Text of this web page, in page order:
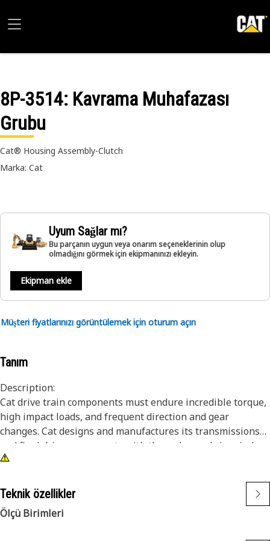
8P-3514: Kavrama Muhafazası
Grubu
Cat® Housing Assembly-Clutch
Marka: Cat
Uyum Sağlar mı?
Bu parçanın uygun veya onarım seçeneklerinin olup
olmadığını görmek için ekipmanınızı ekleyin.
Ekipman ekle
Müşteri fiyatlarınızı görüntülemek için oturum açın
Tanım
Description:
Cat drive train components must endure incredible torque,
high impact loads, and frequent direction and gear
changes. Cat designs and manufactures its transmissions
and final drive components with these demands in mind.
The result is a drive train that lasts longer and works
provide a durable housing for clutch components in the
Teknik özellikler
Ölçü Birimleri